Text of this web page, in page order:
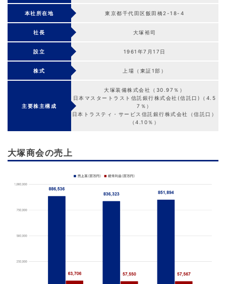
本社所在地 東京都千代田区飯田橋2-18-4
社長 大塚裕司
設立 1961年7月17日
株式 上場（東証1部）
主要株主構成
大塚装備株式会社（30.97％）
日本マスタートラスト信託銀行株式会社(信託口)（4.5
7％）
日本トラスティ・サービス信託銀行株式会社（信託口）
（4.10％）
大塚商会の売上